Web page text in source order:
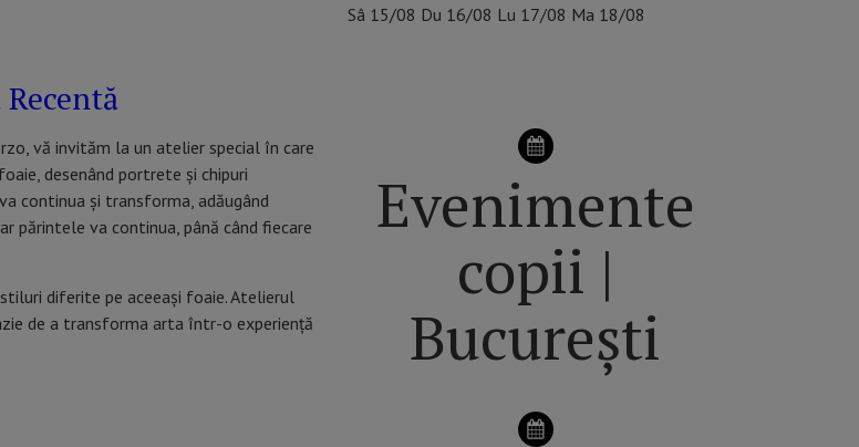
vă invităm la un atelier special în care
desenând portrete și chipuri
continua și transforma, adăugând
părintele va continua, până când fiecare
diferite pe aceeași foaie. Atelierul
de a transforma arta într-o experiență
Sâ 15/08 Du 16/08 Lu 17/08 Ma 18/08
Evenimente
copii |
București